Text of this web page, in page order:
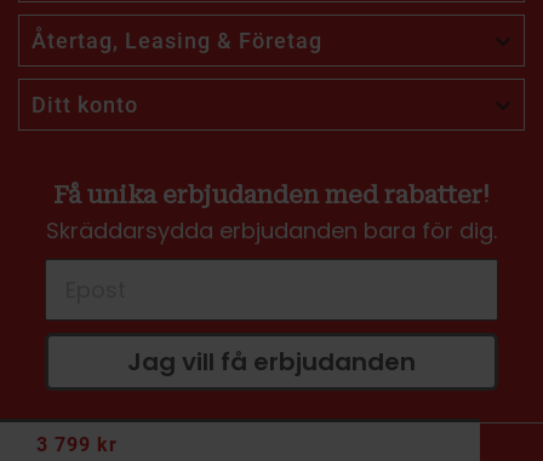
3 799 kr
Återtag, Leasing & Företag 
Ditt konto 
Få unika erbjudanden med rabatter!
Skräddarsydda erbjudanden bara för dig.
Jag vill få erbjudanden